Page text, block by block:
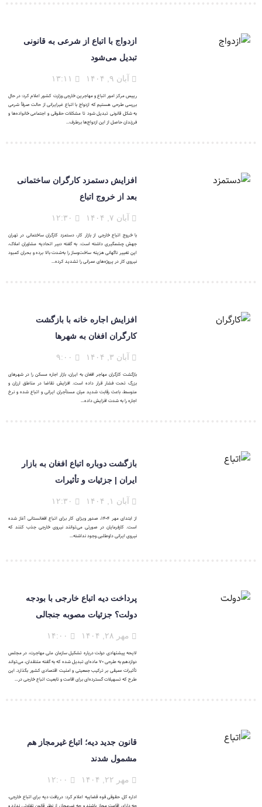
ازدواج با اتباع از شرعی به قانونی
تبدیل می‌شود
آبان ۹, ۱۴۰۴
رییس مرکز امور اتباع و مهاجرین خارجی وزارت کشور اعلام کرد: در حال
بررسی طرحی هستیم که ازدواج با اتباع غیرایرانی از حالت صرفاً شرعی
به شکل قانونی تبدیل شود تا مشکلات حقوقی و اجتماعی خانواده‌ها و
فرزندان حاصل از این ازدواج‌ها برطرف...
افزایش دستمزد کارگران ساختمانی
بعد از خروج اتباع
آبان ۷, ۱۴۰۴
با خروج اتباع خارجی از بازار کار، دستمزد کارگران ساختمانی در تهران
جهش چشمگیری داشته است. به گفته دبیر اتحادیه مشاوران املاک،
این تغییر ناگهانی هزینه ساخت‌وساز را به‌شدت بالا برده و بحران کمبود
نیروی کار در پروژه‌های عمرانی را تشدید کرده...
افزایش اجاره خانه با بازگشت
کارگران افغان به شهرها
آبان ۳, ۱۴۰۴
بازگشت کارگران مهاجر افغان به ایران، بازار اجاره مسکن را در شهرهای
بزرگ تحت فشار قرار داده است. افزایش تقاضا در مناطق ارزان و
متوسط، باعث رقابت شدید میان مستأجران ایرانی و اتباع شده و نرخ
اجاره را به شدت افزایش داده...
بازگشت دوباره اتباع افغان به بازار
ایران | جزئیات و تأثیرات
آبان ۱, ۱۴۰۴
از ابتدای مهر ۱۴۰۴، صدور ویزای کار برای اتباع افغانستانی آغاز شده
است. کارفرمایان در صورتی می‌توانند نیروی خارجی جذب کنند که
نیروی ایرانی داوطلبی وجود نداشته...
پرداخت دیه اتباع خارجی با بودجه
دولت؟ جزئیات مصوبه جنجالی
مهر ۲۸, ۱۴۰۴
لایحه پیشنهادی دولت درباره تشکیل سازمان ملی مهاجرت، در مجلس
دوازدهم به طرحی ۷۰ ماده‌ای تبدیل شده که به گفته منتقدان، می‌تواند
تأثیرات عمیقی بر ترکیب جمعیتی و امنیت اقتصادی کشور بگذارد. این
طرح که تسهیلات گسترده‌ای برای اقامت و تابعیت اتباع خارجی در...
قانون جدید دیه؛ اتباع غیرمجاز هم
مشمول شدند
مهر ۲۲, ۱۴۰۴
اداره کل حقوقی قوه قضاییه اعلام کرد: دریافت دیه برای اتباع خارجی،
چه دارای اقامت مجاز باشند و چه غیرمجاز، از نظر قانون تفاوتی ندارد و